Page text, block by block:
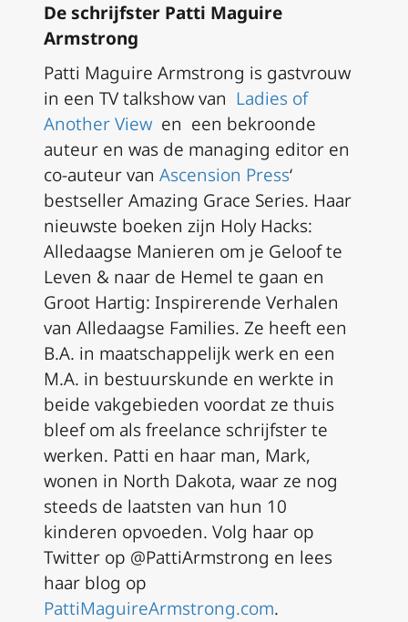
De schrijfster Patti Maguire
Armstrong
Patti Maguire Armstrong is gastvrouw
in een TV talkshow van Ladies of
Another View en een bekroonde
auteur en was de managing editor en
co-auteur van Ascension Press‘
bestsellerAmazing Grace Series. Haar
nieuwste boeken zijn Holy Hacks:
Alledaagse Manieren om je Geloof te
Leven & naar de Hemel te gaan en
Groot Hartig: Inspirerende Verhalen
van Alledaagse Families. Ze heeft een
B.A. in maatschappelijk werk en een
M.A. in bestuurskunde en werkte in
beide vakgebieden voordat ze thuis
bleef om als freelance schrijfster te
werken. Patti en haar man, Mark,
wonen in North Dakota, waar ze nog
steeds de laatsten van hun 10
kinderen opvoeden. Volg haar op
Twitter op @PattiArmstrong en lees
haar blog op
PattiMaguireArmstrong.com.